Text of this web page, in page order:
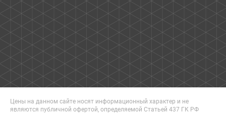
Цены на данном сайте носят информационный характер и не
являются публичной офертой, определяемой Статьей 437 ГК РФ